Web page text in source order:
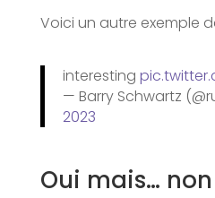
Voici un autre exemple
interesting
— Barry Schwartz
2023
Oui mais…